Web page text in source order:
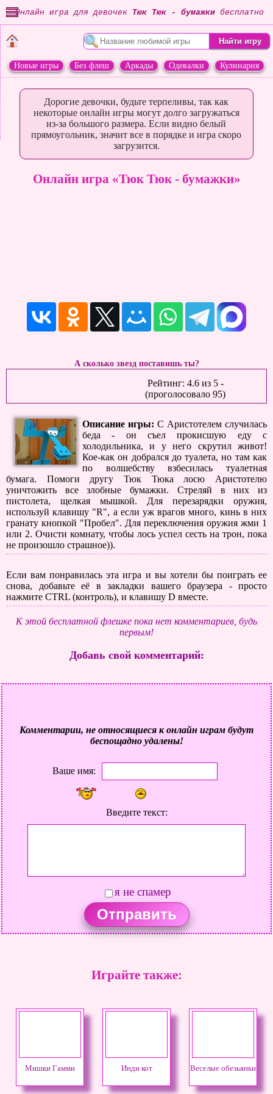
Онлайн игра для девочек Тюк Тюк - бумажки бесплатно
Новые игры Без флеш Аркады Одевалки
Кулинария
Дорогие девочки, будьте терпеливы, так как
некоторые онлайн игры могут долго загружаться
из-за большого размера. Если видно белый
прямоугольник, значит все в порядке и игра скоро
загрузится.
Онлайн игра «Тюк Тюк - бумажки»
А сколько звезд поставишь ты?
Рейтинг: 4.6из 5-
(проголосовало 95)
Описание игры: С Аристотелем случилась
беда - он съел прокисшую еду с
холодильника, и у него скрутил живот!
Кое-как он добрался до туалета, но там как
по волшебству взбесилась туалетная
бумага. Помоги другу Тюк Тюка лосю Аристотелю
уничтожить все злобные бумажки. Стреляй в них из
пистолета, щелкая мышкой. Для перезарядки оружия,
используй клавишу "R", а если уж врагов много, кинь в них
гранату кнопкой "Пробел". Для переключения оружия жми 1
или 2. Очисти комнату, чтобы лось успел сесть на трон, пока
не произошло страшное)).
Если вам понравилась эта игра и вы хотели бы поиграть ее
снова, добавьте её в закладки вашего браузера - просто
нажмите CTRL (контроль), и клавишу D вместе.
К этой бесплатной флешке пока нет комментариев, будь
первым!
Добавь свой комментарий:
Комментарии, не относящиеся к онлайн играм будут
беспощадно удалены!
Ваше имя:
Введите текст:
я не спамер
Играйте также:
Мишки Гамми Инди кот Веселые обезьянки